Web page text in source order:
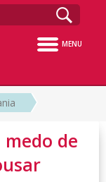
MENU
de